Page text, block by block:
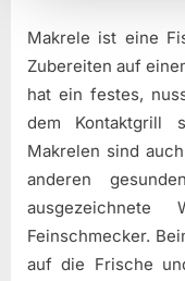
Makrele ist eine
Zubereiten auf
hat ein festes,
dem Kontaktgrill
Makrelen sind
anderen
ausgezeichnete
Feinschmecker.
auf die Frische